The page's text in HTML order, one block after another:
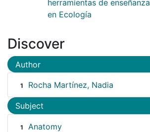
herramientas de enseñanza
en Ecología
Discover
Author
1 Rocha Martínez, Nadia
Subject
1 Anatomy